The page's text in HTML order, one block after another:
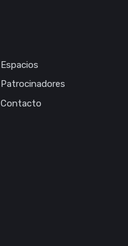
Espacios
Patrocinadores
Contacto